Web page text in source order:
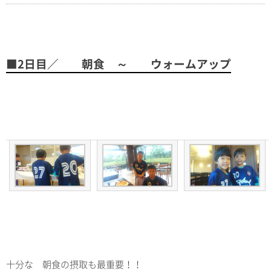
■2日目／ 朝食 ～ ウォームアップ
十分な 朝食の摂取も最重要！！